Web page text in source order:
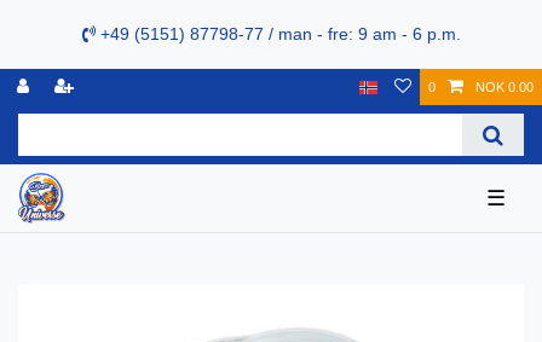
+49 (5151) 87798-77 / man - fre: 9 am - 6 p.m.
0 NOK 0.00
☰